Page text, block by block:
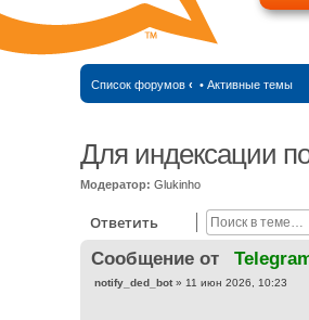
Список форумов ‹ • Активные темы
Для индексации
Модератор: Glukinho
Ответить
Cообщение от
Сnotify_ded_bot» 11 июн 2026, 10:23